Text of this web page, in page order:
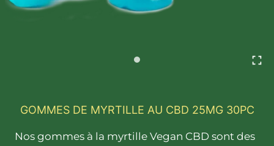
GOMMES DE MYRTILLE AU CBD 25MG 30PC
Nos gommes à la myrtille Vegan CBD sont des